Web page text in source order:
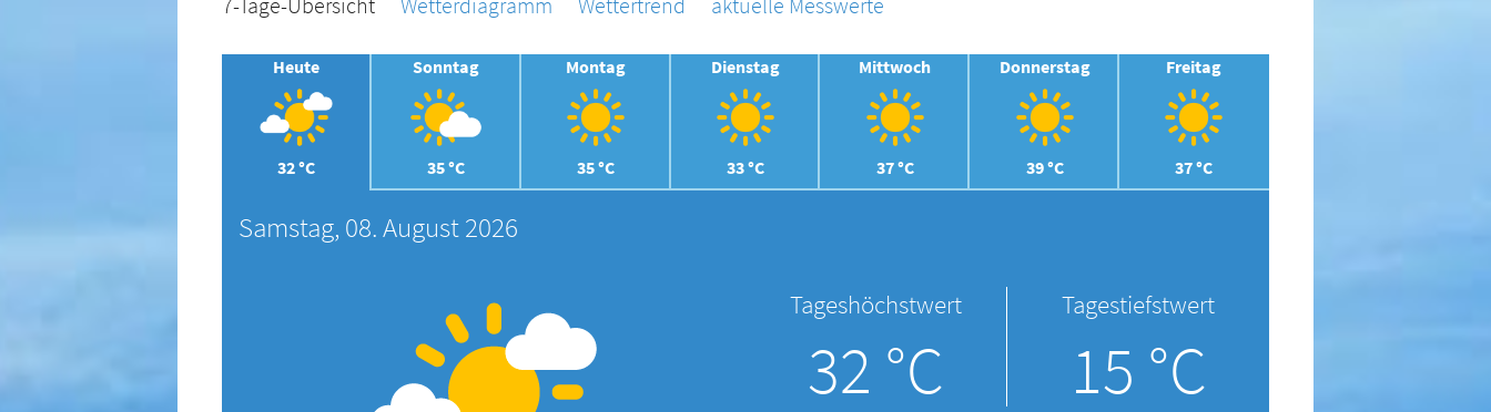
Heute
32 °C
Sonntag
35 °C
Montag
35 °C
Dienstag
33 °C
Mittwoch
37 °C
Donnerstag
39 °C
Freitag
37 °C
Samstag, 08. August 2026
Tageshöchstwert
32 °C
Tagestiefstwert
15 °C